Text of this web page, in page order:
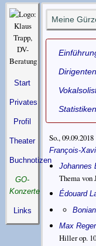
Start
Privates
Profil
Theater
Buchnotizen
GO-
Konzerte
Links
Meine
Dirigenten
Statistiken
So.,
François-
Johannes
Thema von
Édouard
Max Reger
Hiller op.